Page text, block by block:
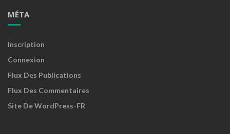
MÉTA
Inscription
Connexion
Flux Des Publications
Flux Des Commentaires
Site De WordPress-FR